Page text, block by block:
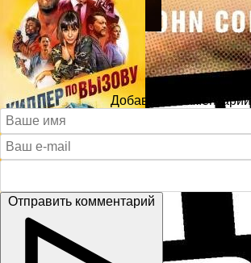
Добавить комментарий
Отправить комментарий